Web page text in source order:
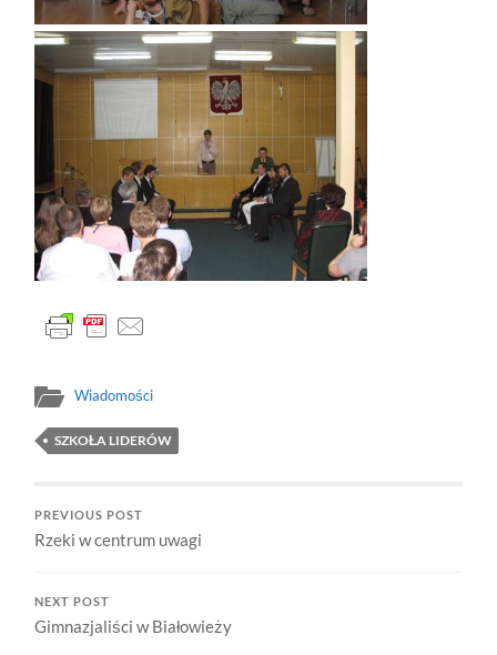
Wiadomości
SZKOŁA LIDERÓW
PREVIOUS POST
Rzeki w centrum uwagi
NEXT POST
Gimnazjaliści w Białowieży